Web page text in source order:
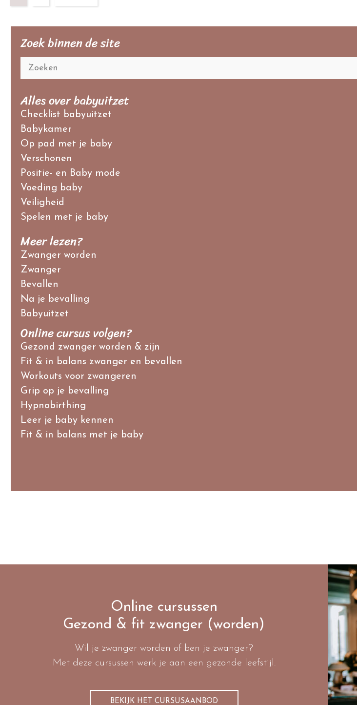
Zoek binnen de site
Alles over babyuitzet
Checklist babyuitzet
Babykamer
Op pad met je baby
Verschonen
Positie- en Baby mode
Voeding baby
Veiligheid
Spelen met je baby
Meer lezen?
Zwanger worden
Zwanger
Bevallen
Na je bevalling
Babyuitzet
Online cursus volgen?
Gezond zwanger worden & zijn
Fit & in balans zwanger en bevallen
Workouts voor zwangeren
Grip op je bevalling
Hypnobirthing
Leer je baby kennen
Fit & in balans met je baby
Online cursussen
Gezond & fit zwanger (worden)
Wil je zwanger worden of ben je zwanger?
Met deze cursussen werk je aan een gezonde leefstijl.
BEKIJK HET CURSUSAANBOD